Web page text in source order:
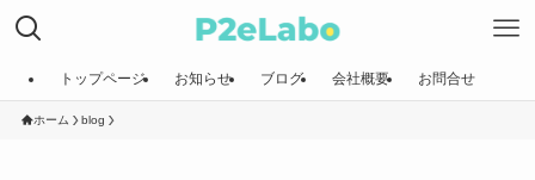
トップページ お知らせ ブログ 会社概要 お問合せ
ホーム blog